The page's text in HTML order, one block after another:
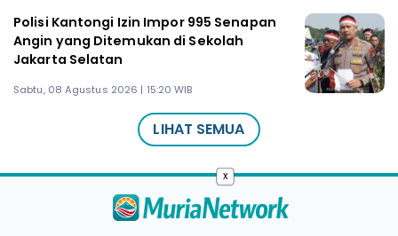
Polisi Kantongi Izin Impor 995 Senapan
Angin yang Ditemukan di Sekolah
Jakarta Selatan
Sabtu, 08 Agustus 2026 | 15:20 WIB
LIHAT SEMUA
x